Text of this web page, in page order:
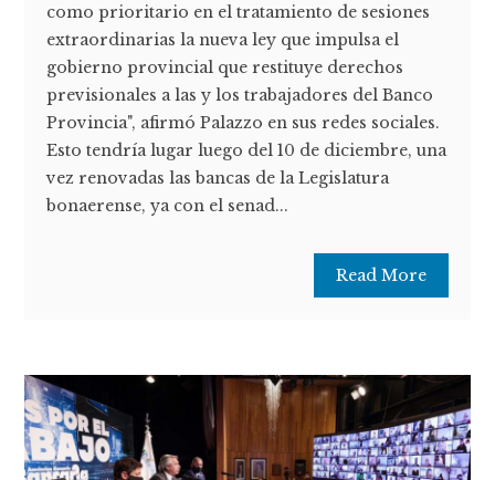
como prioritario en el tratamiento de sesiones
extraordinarias la nueva ley que impulsa el
gobierno provincial que restituye derechos
previsionales a las y los trabajadores del Banco
Provincia", afirmó Palazzo en sus redes sociales.
Esto tendría lugar luego del 10 de diciembre, una
vez renovadas las bancas de la Legislatura
bonaerense, ya con el senad...
Read More